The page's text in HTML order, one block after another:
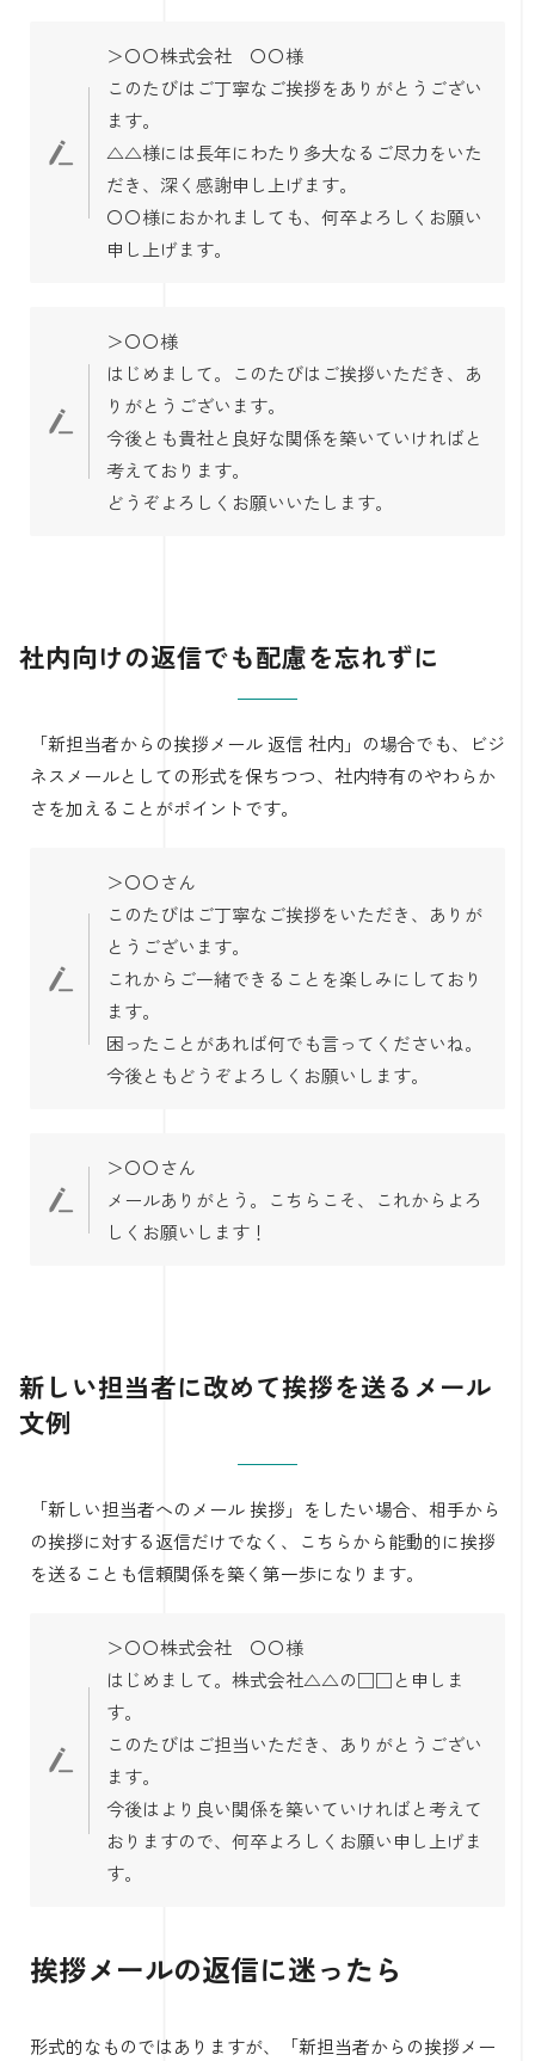
＞〇〇株式会社 〇〇様
このたびはご丁寧なご挨拶をありがとうござい
ます。
△△様には長年にわたり多大なるご尽力をいた
だき、深く感謝申し上げます。
〇〇様におかれましても、何卒よろしくお願い
申し上げます。
＞〇〇様
はじめまして。このたびはご挨拶いただき、あ
りがとうございます。
今後とも貴社と良好な関係を築いていければと
考えております。
どうぞよろしくお願いいたします。
社内向けの返信でも配慮を忘れずに
「新担当者からの挨拶メール 返信 社内」の場合でも、ビジ
ネスメールとしての形式を保ちつつ、社内特有のやわらか
さを加えることがポイントです。
＞〇〇さん
このたびはご丁寧なご挨拶をいただき、ありが
とうございます。
これからご一緒できることを楽しみにしており
ます。
困ったことがあれば何でも言ってくださいね。
今後ともどうぞよろしくお願いします。
＞〇〇さん
メールありがとう。こちらこそ、これからよろ
しくお願いします！
新しい担当者に改めて挨拶を送るメール
文例
「新しい担当者へのメール 挨拶」をしたい場合、相手から
の挨拶に対する返信だけでなく、こちらから能動的に挨拶
を送ることも信頼関係を築く第一歩になります。
＞〇〇株式会社 〇〇様
はじめまして。株式会社△△の□□と申しま
す。
このたびはご担当いただき、ありがとうござい
ます。
今後はより良い関係を築いていければと考えて
おりますので、何卒よろしくお願い申し上げま
す。
挨拶メールの返信に迷ったら
形式的なものではありますが、「新担当者からの挨拶メー